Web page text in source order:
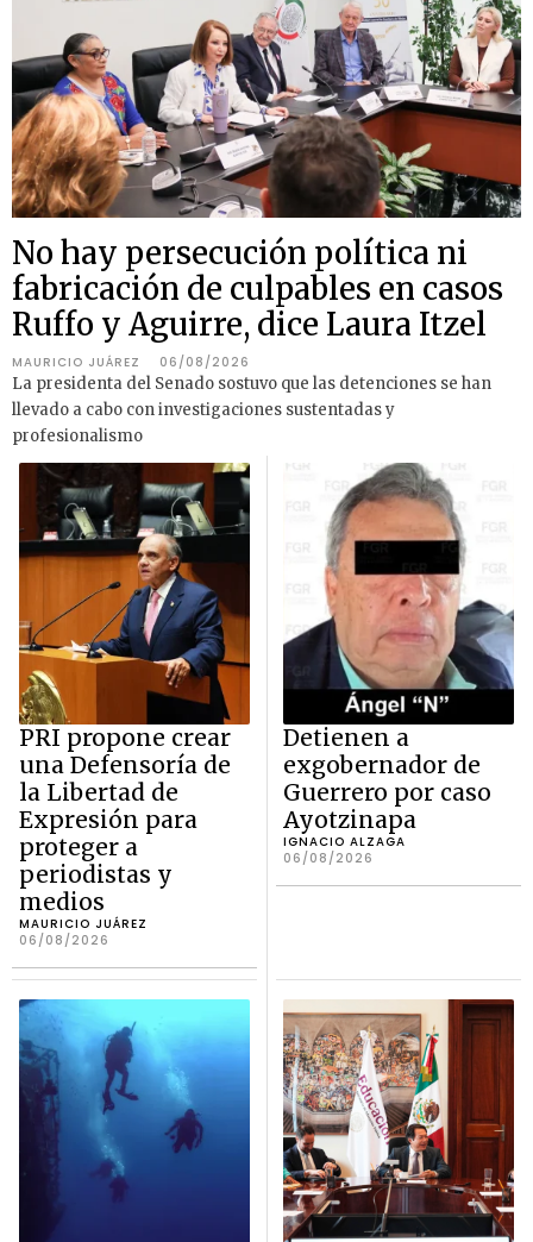
No hay persecución política ni
fabricación de culpables en casos
Ruffo y Aguirre, dice Laura Itzel
MAURICIO JUÁREZ 06/08/2026
La presidenta del Senado sostuvo que las detenciones se han
llevado a cabo con investigaciones sustentadas y
profesionalismo
PRI propone crear
una Defensoría de
la Libertad de
Expresión para
proteger a
periodistas y
medios
MAURICIO JUÁREZ
06/08/2026
Detienen a
exgobernador de
Guerrero por caso
Ayotzinapa
IGNACIO ALZAGA
06/08/2026